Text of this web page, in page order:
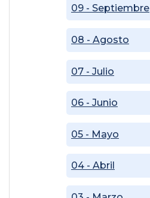
04 - Abril
05 - Mayo
06 - Junio
07 - Julio
08 - Agosto
09 - Septiembre